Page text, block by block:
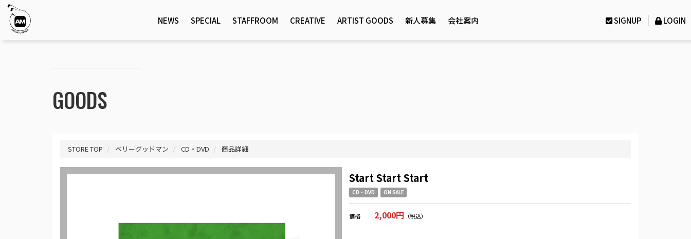
NEWS SPECIAL STAFFROOM CREATIVE ARTIST GOODS 新人募集 会社案内 SIGNUP LOGIN
GOODS
STORE TOP ベリーグッドマン CD・DVD 商品詳細
Start Start Start
CD・DVD ON SALE
価格 2,000円 （税込）